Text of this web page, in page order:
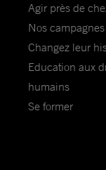
Agir près de
Nos campagnes
Changez leur
Education aux
humains
Se former